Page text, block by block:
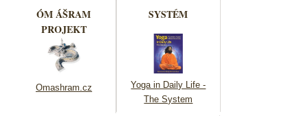
ÓM ÁŠRAM
PROJEKT
Omashram.cz
SYSTÉM
Yoga in Daily Life -
The System